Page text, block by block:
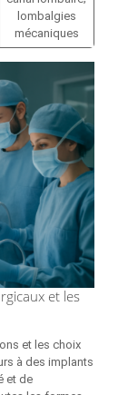
lombalgies
mécaniques
et les
et les choix
à des implants
et de